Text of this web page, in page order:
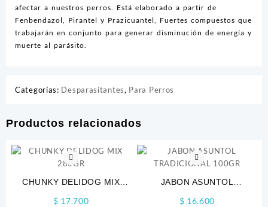
afectar a nuestros perros. Está elaborado a partir de
Fenbendazol, Pirantel y Prazicuantel, Fuertes compuestos que
trabajarán en conjunto para generar disminución de energía y
muerte al parásito.
Categorías: Desparasitantes, Para Perros
Productos relacionados
CHUNKY DELIDOG MIX
$ 17.700
JABON ASUNTOL
$ 16.600